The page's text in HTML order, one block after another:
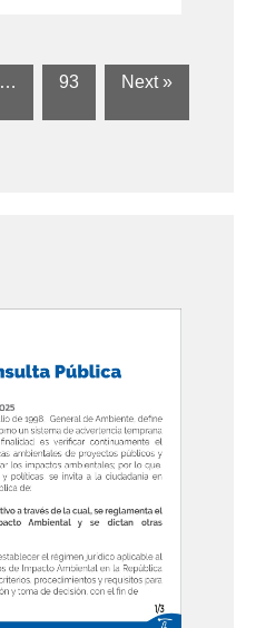
… 93 Next »